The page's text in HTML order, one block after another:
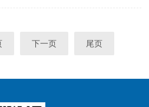
下一页 尾页